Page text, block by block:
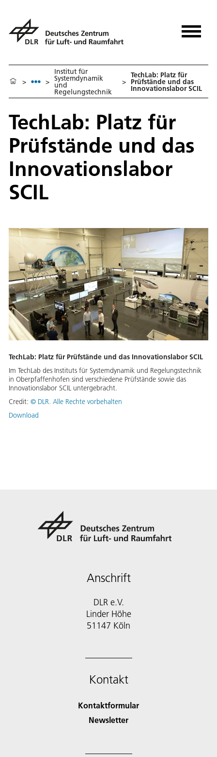
> >
Institut für
Systemdynamik
und
Regelungstechnik
>
TechLab: Platz für
Prüfstände und das
Innovationslabor SCIL
TechLab: Platz für
Prüfstände und das
Innovationslabor
SCIL
TechLab: Platz für Prüfstände und das Innovationslabor SCIL
Im TechLab des Instituts für Systemdynamik und Regelungstechnik
in Oberpfaffenhofen sind verschiedene Prüfstände sowie das
Innovationslabor SCIL untergebracht.
Credit: © DLR. Alle Rechte vorbehalten
Download
Anschrift
DLR e.V.
Linder Höhe
51147 Köln
Kontakt
Kontaktformular
Newsletter